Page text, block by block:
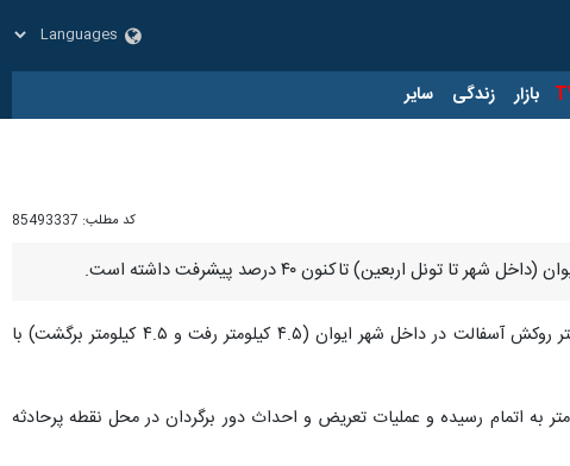
بازار زندگی سایر
کد مطلب: 85493337
اربعین) تاکنون ۴۰ درصد پیشرفت داشته است.
اظهار کرد: در قالب این پروژه تاکنون ۹ کیلومتر روکش آسفالت در داخل شهر ایوان (۴.۵ کیلومتر رفت و ۴.۵ کیلومتر برگشت) با
وی بیان کرد: همچنین روکش آسفالت باند برگشت روستای "کله‌جوب" به روستای "ساتیان" به طول یکهزار و ۱۰۰ متر به اتمام رسیده و عملیات تعریض و احداث دور برگردان در محل نقطه پرحادثه